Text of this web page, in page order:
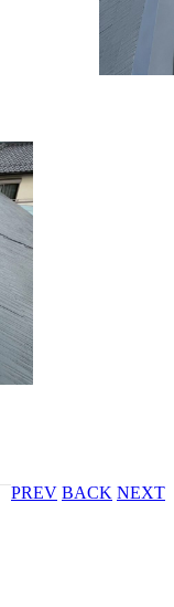
PREV BACK NEXT